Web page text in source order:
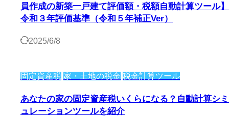
員作成の新築一戸建て評価額・税額自動計算ツール】
令和３年評価基準（令和５年補正Ver）
2025/6/8
固定資産税 家・土地の税金 税金計算ツール
あなたの家の固定資産税いくらになる？自動計算シミ
ュレーションツールを紹介